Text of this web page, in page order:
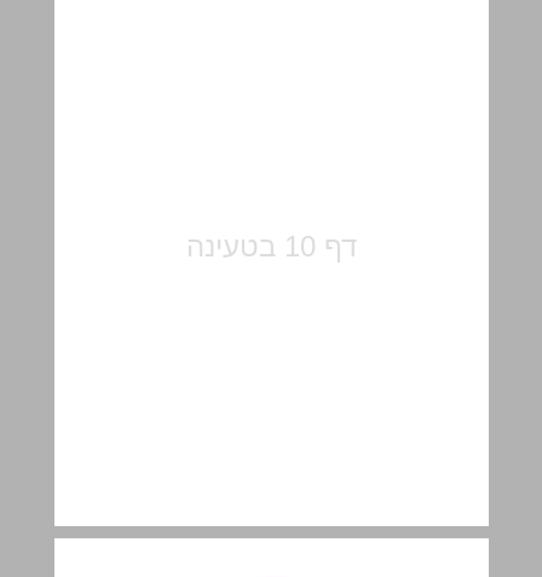
פרק 1 - 1, 2, 3… ספורט ... 11